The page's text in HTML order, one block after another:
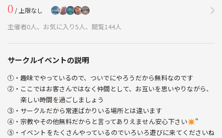
0 / 上限なし
主催者0人、お気に入り5人、閲覧144人
サークルイベントの説明
①・趣味でやっているので、ついでにやろうだから無料なのです
②・ここではお客さんではなく仲間として、お互いを思いやりながら、
楽しい時間を過ごしましょう
③・サークルだから常連ばかりいる場所とは違います
④・宗教やその他無料だからと言ってありえません安心下さい✴"
⑤・イベントをたくさんやっているのでいろいろ遊びに来てくださいね